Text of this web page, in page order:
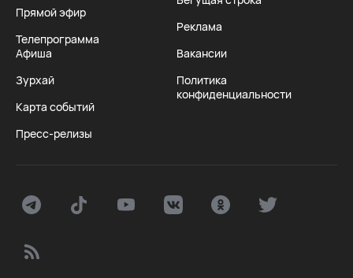
Прямой эфир
Телепрограмма
Афиша
Зурхай
Карта событий
Пресс-релизы
Реклама
Вакансии
Политика
конфиденциальности